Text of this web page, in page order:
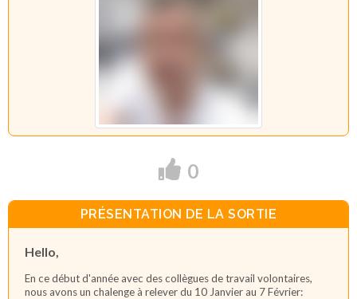
0
PRÉSENTATION DE LA SORTIE
Hello,
En ce début d'année avec des collègues de travail volontaires,
nous avons un chalenge à relever du 10 Janvier au 7 Février: